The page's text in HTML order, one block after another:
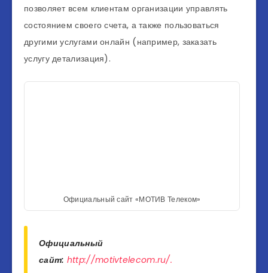
позволяет всем клиентам организации управлять
состоянием своего счета, а также пользоваться
другими услугами онлайн (например, заказать
услугу детализация).
Официальный сайт «МОТИВ Телеком»
Официальный
сайт: http://motivtelecom.ru/.